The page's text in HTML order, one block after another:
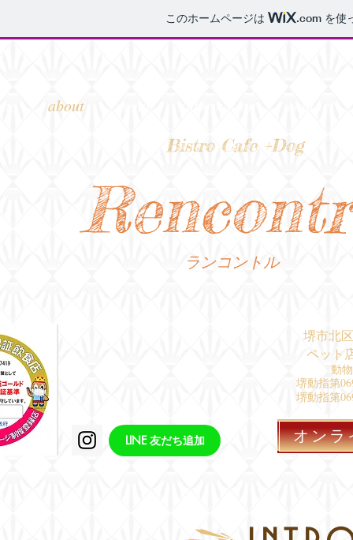
このホームページは .comを使
about
Bistro Cafe +Dog
ランコントル
堺市北
ペット
動
堺動指第
堺動指第
Tel:
LINE 友だち追加 オンラ